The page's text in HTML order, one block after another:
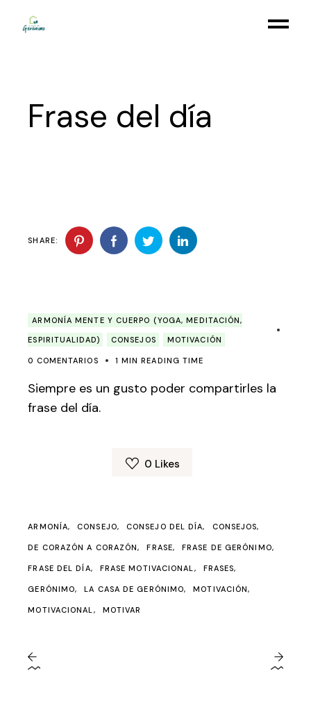
Frase del día
SHARE:
ARMONÍA MENTE Y CUERPO (YOGA, MEDITACIÓN,
ESPIRITUALIDAD)
CONSEJOS MOTIVACIÓN
0 COMENTARIOS 1 MIN READING TIME
Siempre es un gusto poder compartirles la
frase del día.
0 Likes
ARMONÍA CONSEJO CONSEJO DEL DÍA CONSEJOS
DE CORAZÓN A CORAZÓN FRASE FRASE DE GERÓNIMO
FRASE DEL DÍA FRASE MOTIVACIONAL FRASES
GERÓNIMO LA CASA DE GERÓNIMO MOTIVACIÓN
MOTIVACIONAL MOTIVAR